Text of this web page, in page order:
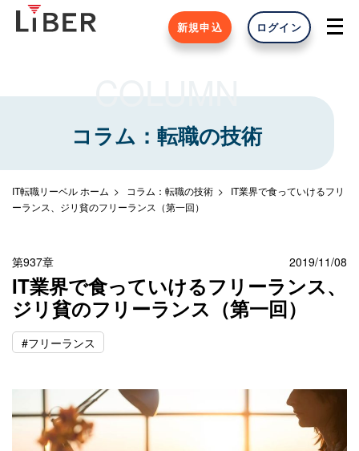
新規申込 ログイン
COLUMN
コラム：転職の技術
IT転職リーベル ホーム コラム：転職の技術
IT業界で食っていけるフリ
ーランス、ジリ貧のフリーランス（第一回）
第937章 2019/11/08
IT業界で食っていけるフリーランス、
ジリ貧のフリーランス（第一回）
#フリーランス